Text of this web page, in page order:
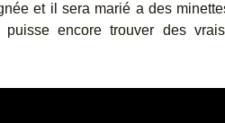
et il sera marié a des
encore trouver des